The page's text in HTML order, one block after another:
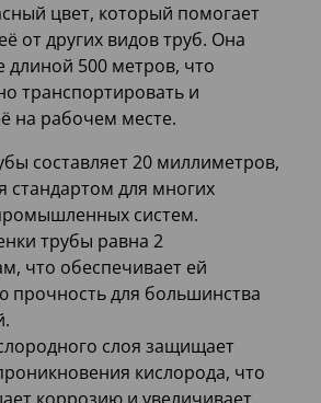
цвет, который помогает
от других видов труб. Она
длиной 500 метров, что
транспортировать и
на рабочем месте.
составляет 20 миллиметров,
стандартом для многих
систем.
трубы равна 2
что обеспечивает ей
прочность для большинства
слоя защищает
кислорода, что